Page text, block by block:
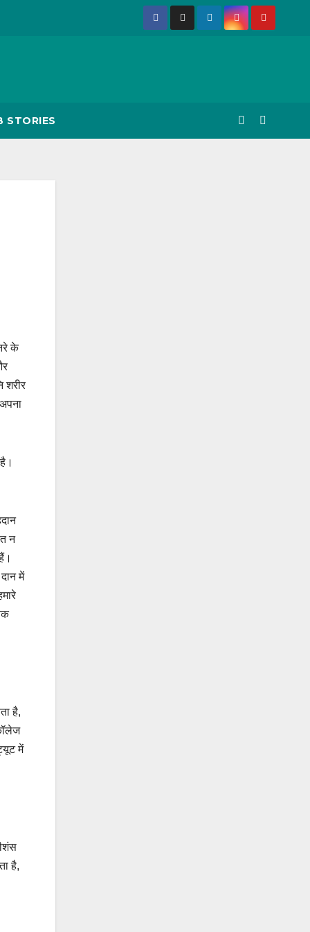
STORIES
के
शरीर
न
में
है,
में
है,